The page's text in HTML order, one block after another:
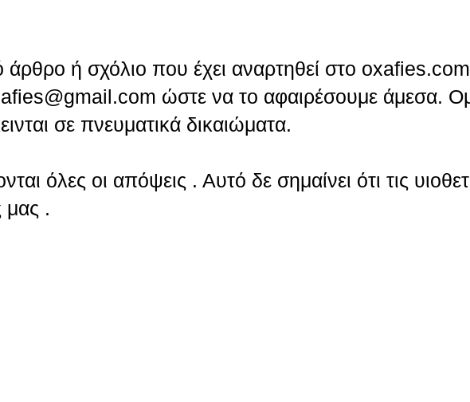
άρθρο ή σχόλιο που έχει αναρτηθεί στο
ώστε να το αφαιρέσουμε άμεσα.
σε πνευματικά δικαιώματα.
όλες οι απόψεις . Αυτό δε σημαίνει ότι τις
μας .